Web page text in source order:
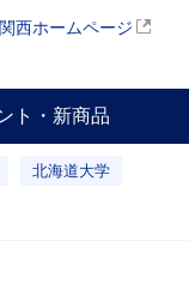
西ホームページ
ト・新商品
北海道大学